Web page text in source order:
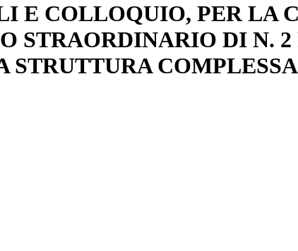
E COLLOQUIO, PER LA
STRAORDINARIO DI N.